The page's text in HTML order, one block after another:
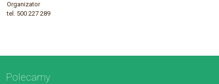
Organizator
tel. 500 227 289
Polecamy